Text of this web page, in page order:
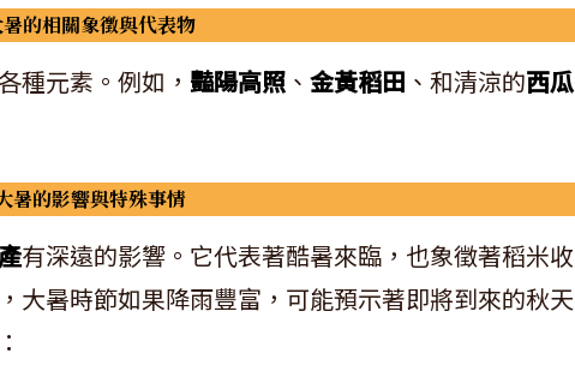
的相關象徵與代表物
種元素。例如， 豔陽高照 、 金黃稻田 、和清涼的西瓜
暑的影響與特殊事情
有深遠的影響。它代表著酷暑來臨，也象徵著稻米收
大暑時節如果降雨豐富，可能預示著即將到來的秋天